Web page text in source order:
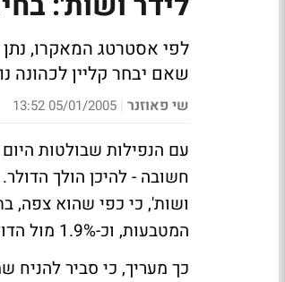
לפי אסטרטג המאקרו, נתן
שאם יבחר קליין לכהונה
שי פאוזנר |
05/01/2005 13:52
עם הנפילות שבולטות
חשובה - להיכן הולך
המטבעות, וכ-1.9% מול הדולר).
כך מעריך, כי סביר להניח